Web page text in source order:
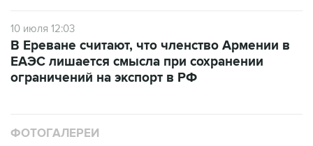
10 июля 12:03
В Ереване считают, что членство Армении в
ЕАЭС лишается смысла при сохранении
ограничений на экспорт в РФ
ФОТОГАЛЕРЕИ